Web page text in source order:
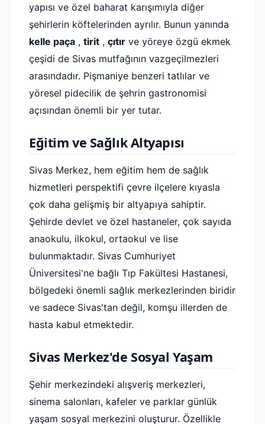
yapısı ve özel baharat karışımıyla diğer
şehirlerin köftelerinden ayrılır. Bunun yanında
kelle paça , tirit , çıtır ve yöreye özgü ekmek
çeşidi de Sivas mutfağının vazgeçilmezleri
arasındadır. Pişmaniye benzeri tatlılar ve
yöresel pidecilik de şehrin gastronomisi
açısından önemli bir yer tutar.
Eğitim ve Sağlık Altyapısı
Sivas Merkez, hem eğitim hem de sağlık
hizmetleri perspektifi çevre ilçelere kıyasla
çok daha gelişmiş bir altyapıya sahiptir.
Şehirde devlet ve özel hastaneler, çok sayıda
anaokulu, ilkokul, ortaokul ve lise
bulunmaktadır. Sivas Cumhuriyet
Üniversitesi'ne bağlı Tıp Fakültesi Hastanesi,
bölgedeki önemli sağlık merkezlerinden biridir
ve sadece Sivas'tan değil, komşu illerden de
hasta kabul etmektedir.
Sivas Merkez'de Sosyal Yaşam
Şehir merkezindeki alışveriş merkezleri,
sinema salonları, kafeler ve parklar günlük
yaşam sosyal merkezini oluşturur. Özellikle